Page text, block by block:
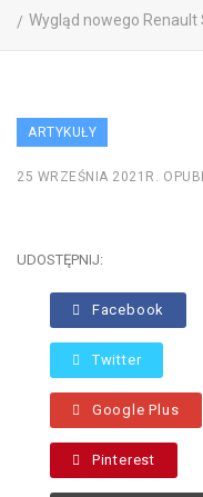
Wygląd nowego
ARTYKUŁY
25 WRZEŚNIA 2021R.
UDOSTĘPNIJ:
Facebook
Twitter
Google Plus
Pinterest